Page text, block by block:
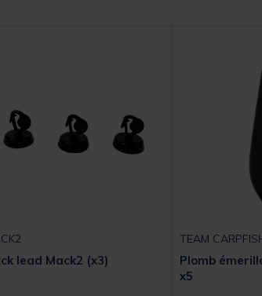
lead Mack2 (x3)
TEAM
Plomb
x5